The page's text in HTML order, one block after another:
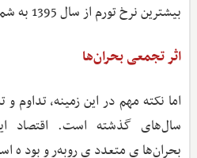
بیشترین نرخ تورم از سال 1395 به شمار می‌رود.
اثر تجمعی بحران‌ها
اما نکته مهم در این زمینه،
سال‌های گذشته است. اقتصاد
بحران‌های متعددی روبه‌رو بوده